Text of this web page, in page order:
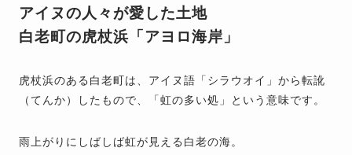
アイヌの人々が愛した土地
白老町の虎杖浜「アヨロ海岸」
虎杖浜のある白老町は、アイヌ語「シラウオイ」から転訛
（てんか）したもので、「虹の多い処」という意味です。
雨上がりにしばしば虹が見える白老の海。